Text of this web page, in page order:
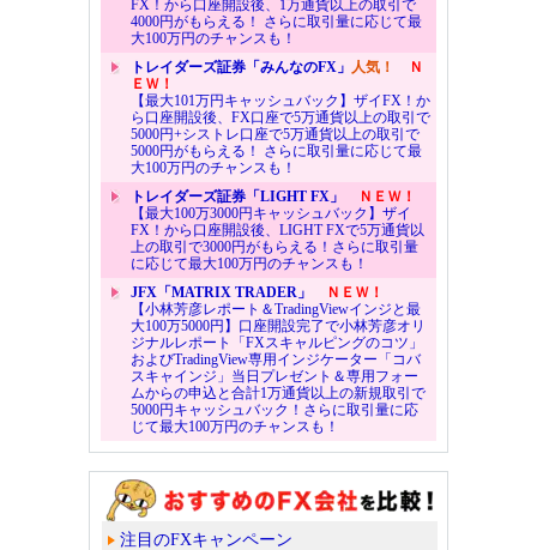
FX！から口座開設後、1万通貨以上の取引で
4000円がもらえる！ さらに取引量に応じて最
大100万円のチャンスも！
トレイダーズ証券「みんなのFX」 人気！
Ｎ
ＥＷ！
【最大101万円キャッシュバック】ザイFX！か
ら口座開設後、FX口座で5万通貨以上の取引で
5000円+シストレ口座で5万通貨以上の取引で
5000円がもらえる！ さらに取引量に応じて最
大100万円のチャンスも！
トレイダーズ証券「LIGHT FX」
ＮＥＷ！
【最大100万3000円キャッシュバック】ザイ
FX！から口座開設後、LIGHT FXで5万通貨以
上の取引で3000円がもらえる！さらに取引量
に応じて最大100万円のチャンスも！
JFX「MATRIX TRADER」
ＮＥＷ！
【小林芳彦レポート＆TradingViewインジと最
大100万5000円】口座開設完了で小林芳彦オリ
ジナルレポート「FXスキャルピングのコツ」
およびTradingView専用インジケーター「コバ
スキャインジ」当日プレゼント＆専用フォー
ムからの申込と合計1万通貨以上の新規取引で
5000円キャッシュバック！さらに取引量に応
じて最大100万円のチャンスも！
注目のFXキャンペーン